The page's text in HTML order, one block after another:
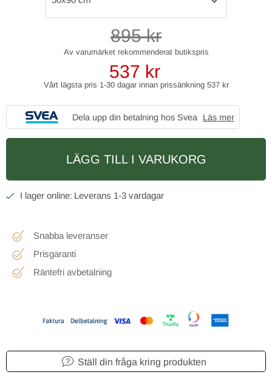
895kr
537 kr
Vårt lägsta pris 1-30 dagar innan prissänkning 537 kr
Dela upp din betalning hos Svea Läs mer
LÄGG TILL I VARUKORG
1-3 vardagar
Snabba leveranser
Prisgaranti
Räntefri avbetalning
Ställ din fråga kring produkten